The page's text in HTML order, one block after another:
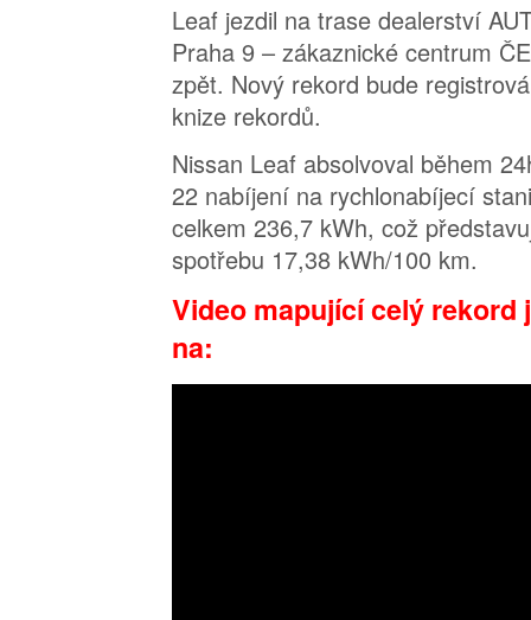
Leaf jezdil na trase dealerství
Praha 9 – zákaznické centrum
zpět. Nový rekord bude
knize rekordů.
Nissan Leaf absolvoval během
22 nabíjení na rychlonabíjecí
celkem 236,7 kWh, což
spotřebu 17,38 kWh/100 km.
Video mapující celý rekord
na: